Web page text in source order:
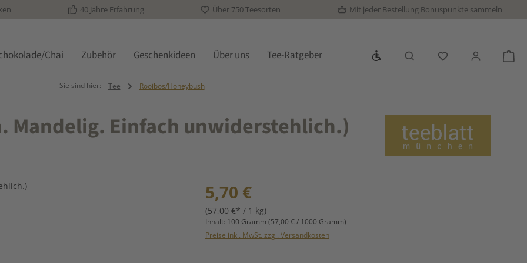
40 Jahre Erfahrung Über 750 Teesorten Mit jeder Bestellung Bonuspunkte sammeln
Chai Zubehör Geschenkideen Über uns Tee-Ratgeber Werkzeugleiste anzeigen
Du hast 0
Sie sind hier: Tee Rooibos/Honeybush
Mandelig. Einfach unwiderstehlich.)
Regulärer Preis:
5,70 €
(57,00 €* / 1 kg)
Inhalt: 100 Gramm (57,00 € / 1000 Gramm)
Preise inkl. MwSt. zzgl. Versandkosten